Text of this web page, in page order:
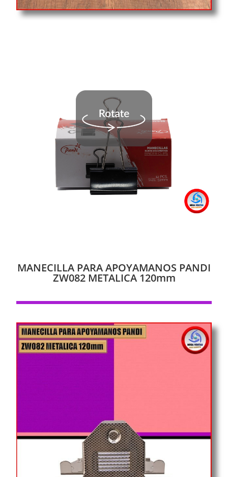
MANECILLA PARA APOYAMANOS PANDI
ZW082 METALICA 120mm